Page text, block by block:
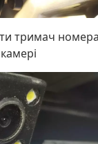
тримач